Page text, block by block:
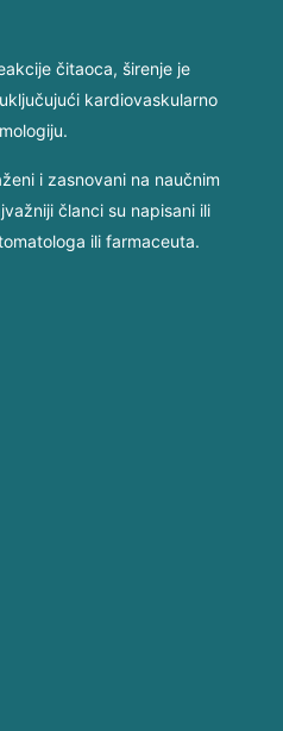
čitaoca, širenje je
kardiovaskularno
i zasnovani na naučnim
članci su napisani ili
ili farmaceuta.